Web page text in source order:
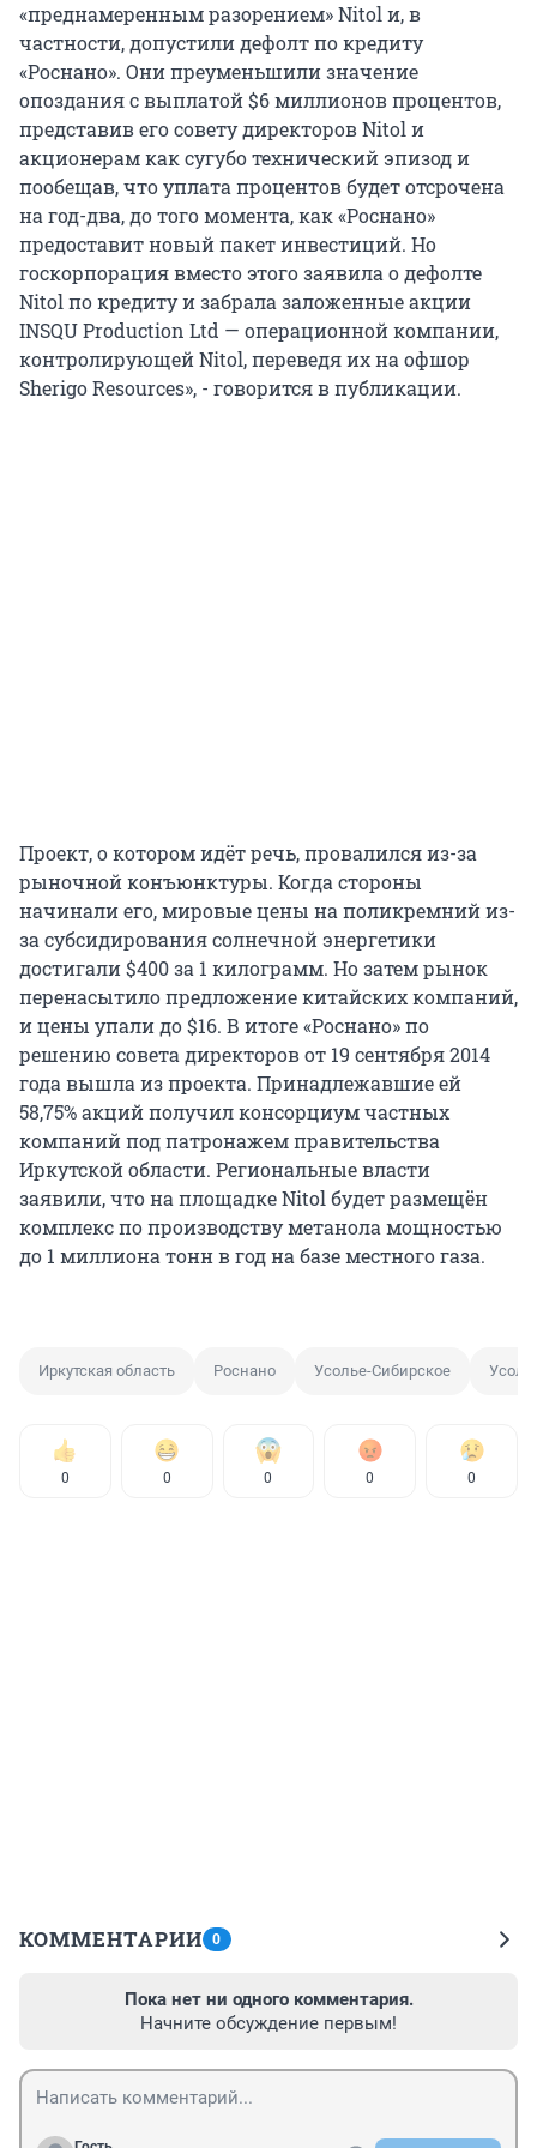
«преднамеренным разорением» Nitol и, в
частности, допустили дефолт по кредиту
«Роснано». Они преуменьшили значение
опоздания с выплатой $6 миллионов процентов,
представив его совету директоров Nitol и
акционерам как сугубо технический эпизод и
пообещав, что уплата процентов будет отсрочена
на год-два, до того момента, как «Роснано»
предоставит новый пакет инвестиций. Но
госкорпорация вместо этого заявила о дефолте
Nitol по кредиту и забрала заложенные акции
INSQU Production Ltd — операционной компании,
контролирующей Nitol, переведя их на офшор
Sherigo Resources», - говорится в публикации.
Проект, о котором идёт речь, провалился из-за
рыночной конъюнктуры. Когда стороны
начинали его, мировые цены на поликремний из-
за субсидирования солнечной энергетики
достигали $400 за 1 килограмм. Но затем рынок
перенасытило предложение китайских компаний,
и цены упали до $16. В итоге «Роснано» по
решению совета директоров от 19 сентября 2014
года вышла из проекта. Принадлежавшие ей
58,75% акций получил консорциум частных
компаний под патронажем правительства
Иркутской области. Региональные власти
заявили, что на площадке Nitol будет размещён
комплекс по производству метанола мощностью
до 1 миллиона тонн в год на базе местного газа.
Иркутская область Роснано Усолье-Сибирское
0 0 0 0 0
КОММЕНТАРИИ 0
Пока нет ни одного комментария.
Начните обсуждение первым!